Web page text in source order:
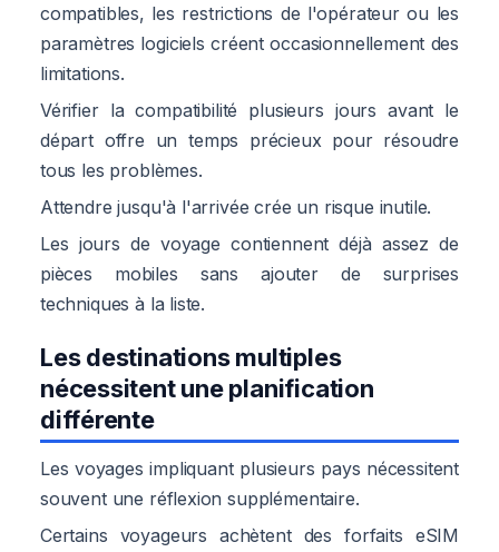
compatibles, les restrictions de l'opérateur ou les
paramètres logiciels créent occasionnellement des
limitations.
Vérifier la compatibilité plusieurs jours avant le
départ offre un temps précieux pour résoudre
tous les problèmes.
Attendre jusqu'à l'arrivée crée un risque inutile.
Les jours de voyage contiennent déjà assez de
pièces mobiles sans ajouter de surprises
techniques à la liste.
Les destinations multiples
nécessitent une planification
différente
Les voyages impliquant plusieurs pays nécessitent
souvent une réflexion supplémentaire.
Certains voyageurs achètent des forfaits eSIM